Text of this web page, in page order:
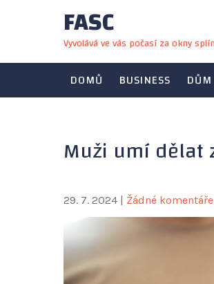
FASC
Vyvolává ve vás počasí za okny
DOMŮ BUSINESS
Muži umí dělat
29. 7. 2024 | Žádné komentáře